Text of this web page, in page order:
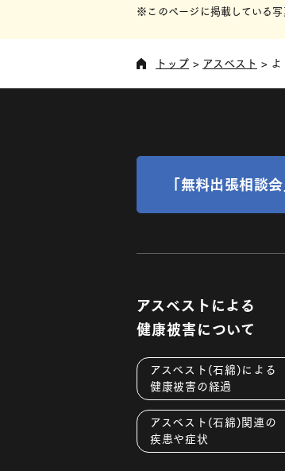
※このページに掲載している写
トップ アスベスト よ
「無料出張相談
アスベストによる
健康被害について
アスベスト(石綿)による
健康被害の経過
アスベスト(石綿)関連の
疾患や症状